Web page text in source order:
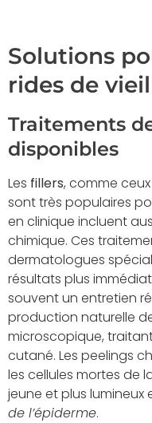
Solutions
rides de
Traitements
disponibles
Les fillers, comme
sont très populaires
en clinique incluent
chimique. Ces
dermatologues
résultats plus
souvent un entretien
production naturelle
microscopique,
cutané. Les peelings
les cellules mortes de
jeune et plus lumineux
de l’épiderme.